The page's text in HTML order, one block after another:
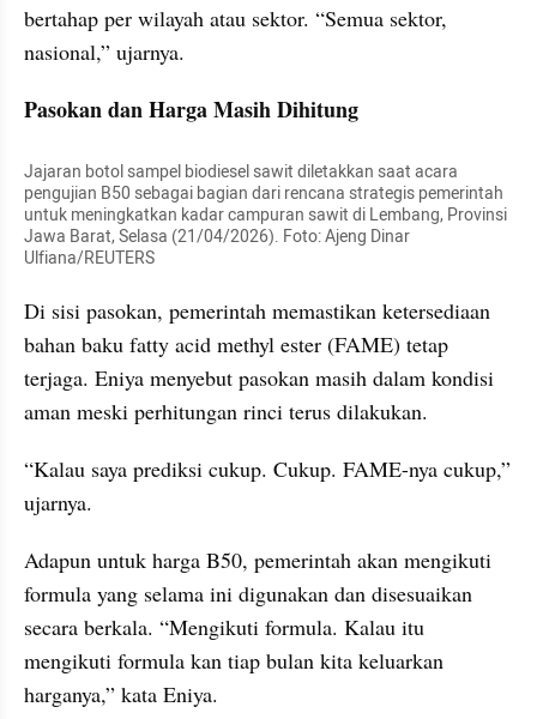
bertahap per wilayah atau sektor. “Semua sektor,
nasional,” ujarnya.
Pasokan dan Harga Masih Dihitung
Jajaran botol sampel biodiesel sawit diletakkan saat acara
pengujian B50 sebagai bagian dari rencana strategis pemerintah
untuk meningkatkan kadar campuran sawit di Lembang, Provinsi
Jawa Barat, Selasa (21/04/2026). Foto: Ajeng Dinar
Ulfiana/REUTERS
Di sisi pasokan, pemerintah memastikan ketersediaan
bahan baku fatty acid methyl ester (FAME) tetap
terjaga. Eniya menyebut pasokan masih dalam kondisi
aman meski perhitungan rinci terus dilakukan.
“Kalau saya prediksi cukup. Cukup. FAME-nya cukup,”
ujarnya.
Adapun untuk harga B50, pemerintah akan mengikuti
formula yang selama ini digunakan dan disesuaikan
secara berkala. “Mengikuti formula. Kalau itu
mengikuti formula kan tiap bulan kita keluarkan
harganya,” kata Eniya.